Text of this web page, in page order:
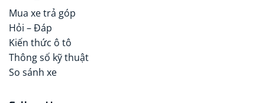
Mua xe trả góp
Hỏi – Đáp
Kiến thức ô tô
Thông số kỹ thuật
So sánh xe